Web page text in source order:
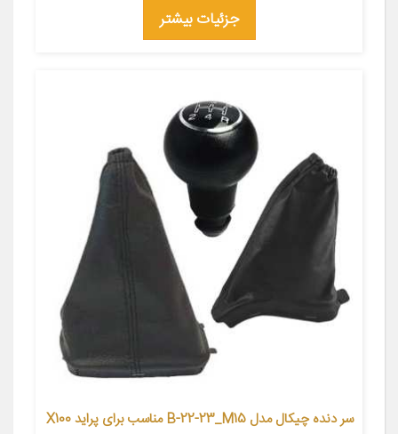
جزئیات بیشتر
سر دنده چیکال مدل B-22-23_M15 مناسب برای پراید X100